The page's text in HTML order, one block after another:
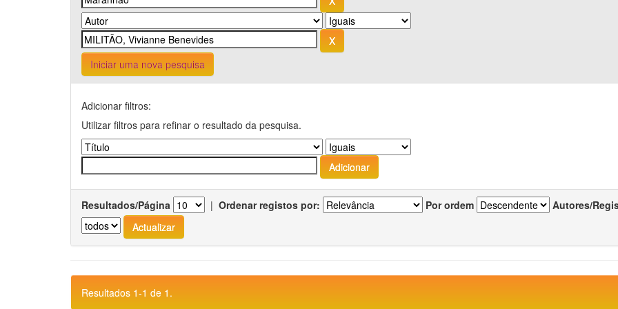
Iniciar uma nova pesquisa
Adicionar filtros:
Utilizar filtros para refinar o resultado da pesquisa.
Resultados/Página | Ordenar registos por: Por ordem Autores/
Resultados 1-1 de 1.